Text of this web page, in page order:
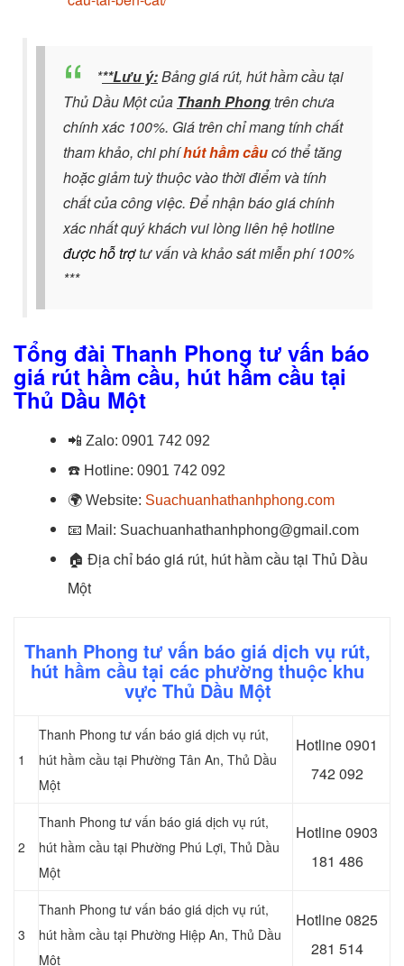
***Lưu ý:Bảng giá rút, hút hầm cầu tại
Thủ Dầu Một của Thanh Phongtrên chưa
chính xác 100%. Giá trên chỉ mang tính chất
tham khảo, chi phíhút hầm cầucó thể tăng
hoặc giảm tuỳ thuộc vào thời điểm và tính
chất của công việc. Để nhận báo giá chính
xác nhất quý khách vui lòng liên hệ hotline
đượchỗ trợtư vấn và khảo sát miễn phí 100%
***
Tổng đài Thanh Phong tư vấn báo
giá rút hầm cầu, hút hầm cầu tại
Thủ Dầu Một
📲 Zalo: 0901 742 092
☎️ Hotline: 0901 742 092
🌍 Website: Suachuanhathanhphong.com
📧 Mail: Suachuanhathanhphong@gmail.com
🏠 Địa chỉ báo giá rút, hút hầm cầu tại Thủ Dầu
Một
Thanh Phong tư vấn báo giá dịch vụ rút,
hút hầm cầu tại các phường thuộc khu
vực Thủ Dầu Một
1
Thanh Phong tư vấn báo giá dịch vụ rút,
hút hầm cầu tại Phường Tân An, Thủ Dầu
Một
Hotline 0901
742 092
2
Thanh Phong tư vấn báo giá dịch vụ rút,
hút hầm cầu tại Phường Phú Lợi, Thủ Dầu
Một
Hotline 0903
181 486
3
Thanh Phong tư vấn báo giá dịch vụ rút,
hút hầm cầu tại Phường Hiệp An, Thủ Dầu
Một
Hotline 0825
281 514